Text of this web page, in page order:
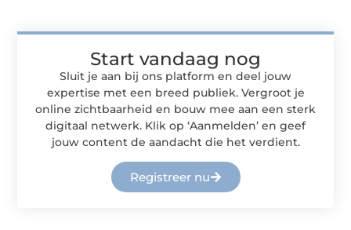
Start vandaag nog
Sluit je aan bij ons platform en deel jouw
expertise met een breed publiek. Vergroot je
online zichtbaarheid en bouw mee aan een sterk
digitaal netwerk. Klik op ‘Aanmelden’ en geef
jouw content de aandacht die het verdient.
Registreer nu